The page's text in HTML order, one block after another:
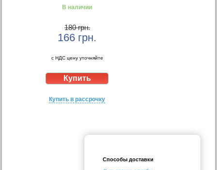
В наличии
180 грн.
166 грн.
с НДС цену уточняйте
Купить в рассрочку
Способы доставки